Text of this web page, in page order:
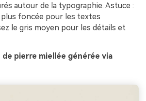
autour de la typographie. Astuce :
foncée pour les textes
le gris moyen pour les détails et
de pierre miellée générée via